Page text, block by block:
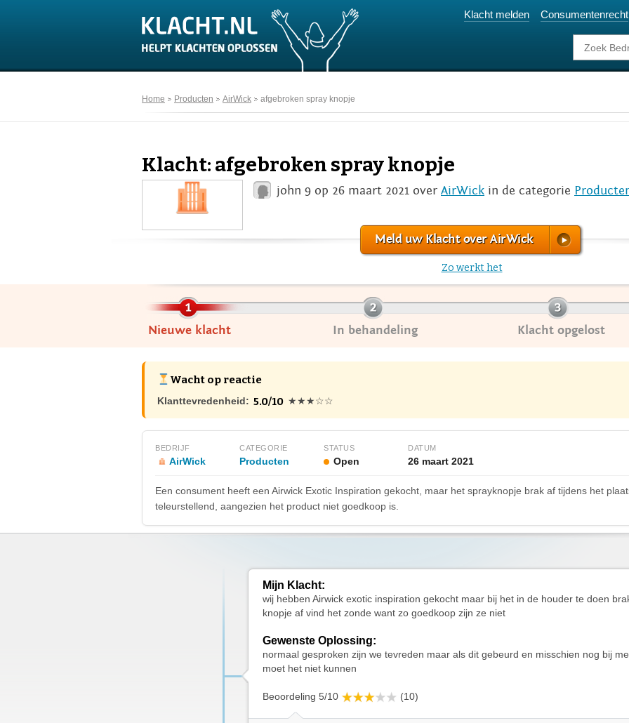
Klacht melden Consumentenrecht
Home Producten AirWick afgebroken spray knopje
Klacht: afgebroken spray knopje
john 9 op 26 maart 2021 over AirWick in de categorie
Meld uw Klacht over AirWick
Zo werkt het
Nieuwe klacht In behandeling Klacht opgelost
Wacht op reactie
Klanttevredenheid: 5.0/10 ★★★☆☆
BEDRIJF
AirWick
CATEGORIE
Producten
STATUS
Open
DATUM
26 maart 2021
Een consument heeft een Airwick Exotic Inspiration gekocht, maar het sprayknopje brak af tijdens het
teleurstellend, aangezien het product niet goedkoop is.
Mijn Klacht:
wij hebben Airwick exotic inspiration gekocht maar bij het in de houder te doen
knopje af vind het zonde want zo goedkoop zijn ze niet
Gewenste Oplossing:
normaal gesproken zijn we tevreden maar als dit gebeurd en misschien nog bij
moet het niet kunnen
Beoordeling 5/10 (10)